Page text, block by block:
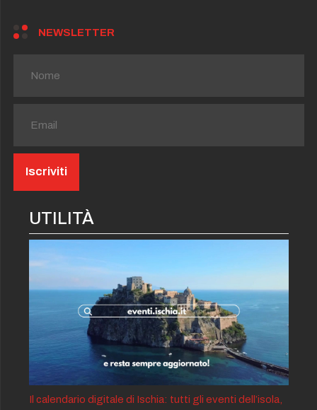
NEWSLETTER
UTILITÀ
Il calendario digitale di Ischia: tutti gli eventi dell’isola,